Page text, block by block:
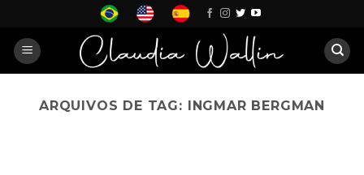
content
ARQUIVOS DE TAG: INGMAR BERGMAN